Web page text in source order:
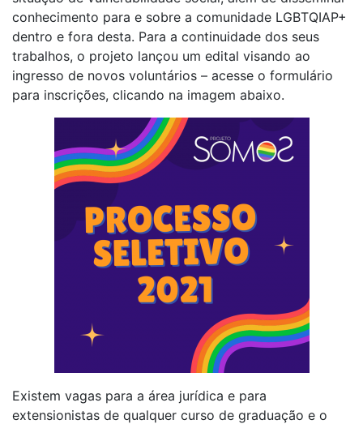
conhecimento para e sobre a comunidade LGBTQIAP+
dentro e fora desta. Para a continuidade dos seus
trabalhos, o projeto lançou um edital visando ao
ingresso de novos voluntários – acesse o formulário
para inscrições, clicando na imagem abaixo.
Existem vagas para a área jurídica e para
extensionistas de qualquer curso de graduação e o